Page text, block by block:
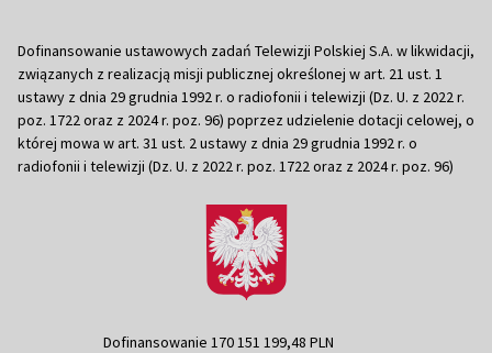
Dofinansowanie ustawowych zadań Telewizji Polskiej S.A. w likwidacji,
związanych z realizacją misji publicznej określonej w art. 21 ust. 1
ustawy z dnia 29 grudnia 1992 r. o radiofonii i telewizji (Dz. U. z 2022 r.
poz. 1722 oraz z 2024 r. poz. 96) poprzez udzielenie dotacji celowej, o
której mowa w art. 31 ust. 2 ustawy z dnia 29 grudnia 1992 r. o
radiofonii i telewizji (Dz. U. z 2022 r. poz. 1722 oraz z 2024 r. poz. 96)
Dofinansowanie 170 151 199,48 PLN